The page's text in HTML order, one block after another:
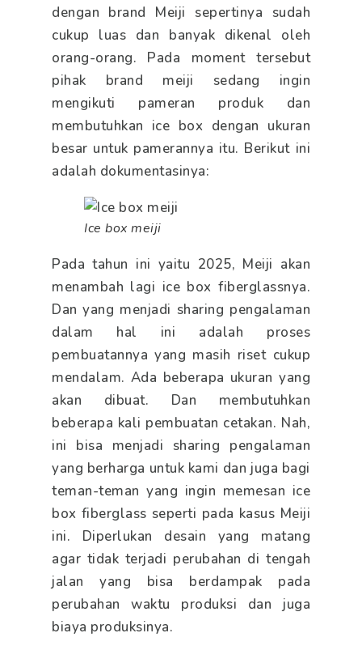
dengan brand Meiji sepertinya sudah
cukup luas dan banyak dikenal oleh
orang-orang. Pada moment tersebut
pihak brand meiji sedang ingin
mengikuti pameran produk dan
membutuhkan ice box dengan ukuran
besar untuk pamerannya itu. Berikut ini
adalah dokumentasinya:
Ice box meiji
Pada tahun ini yaitu 2025, Meiji akan
menambah lagi ice box fiberglassnya.
Dan yang menjadi sharing pengalaman
dalam hal ini adalah proses
pembuatannya yang masih riset cukup
mendalam. Ada beberapa ukuran yang
akan dibuat. Dan membutuhkan
beberapa kali pembuatan cetakan. Nah,
ini bisa menjadi sharing pengalaman
yang berharga untuk kami dan juga bagi
teman-teman yang ingin memesan ice
box fiberglass seperti pada kasus Meiji
ini. Diperlukan desain yang matang
agar tidak terjadi perubahan di tengah
jalan yang bisa berdampak pada
perubahan waktu produksi dan juga
biaya produksinya.